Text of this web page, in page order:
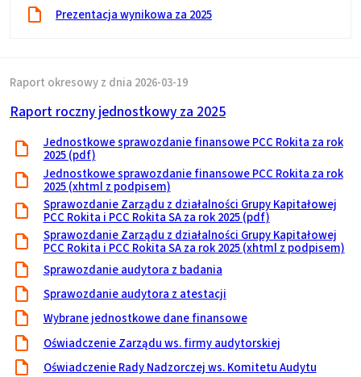
Prezentacja wynikowa za 2025
Raport okresowy z dnia 2026-03-19
Raport roczny jednostkowy za 2025
Jednostkowe sprawozdanie finansowe PCC Rokita za rok
2025 (pdf)
Jednostkowe sprawozdanie finansowe PCC Rokita za rok
2025 (xhtml z podpisem)
Sprawozdanie Zarządu z działalności Grupy Kapitałowej
PCC Rokita i PCC Rokita SA za rok 2025 (pdf)
Sprawozdanie Zarządu z działalności Grupy Kapitałowej
PCC Rokita i PCC Rokita SA za rok 2025 (xhtml z podpisem)
Sprawozdanie audytora z badania
Sprawozdanie audytora z atestacji
Wybrane jednostkowe dane finansowe
Oświadczenie Zarządu ws. firmy audytorskiej
Oświadczenie Rady Nadzorczej ws. Komitetu Audytu